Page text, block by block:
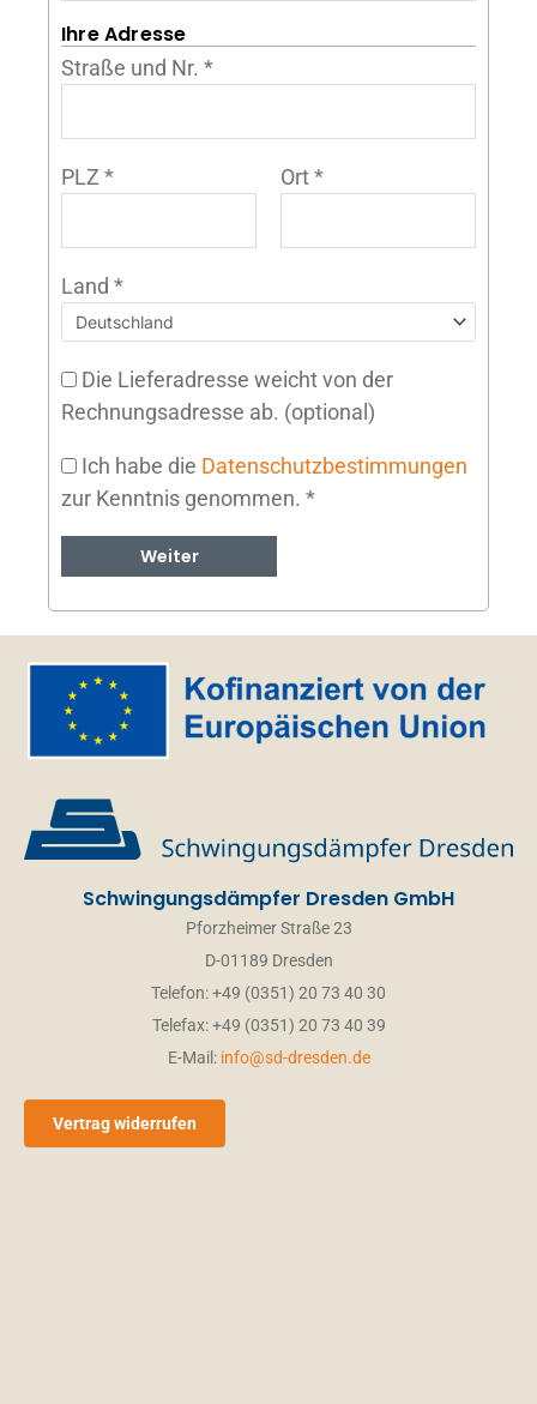
Ihre Adresse
Straße und Nr. *
PLZ * Ort*
Land *
Die Lieferadresse weicht von der
Rechnungsadresse ab. (optional)
Ich habe die Datenschutzbestimmungen
zur Kenntnis genommen. *
Weiter
Schwingungsdämpfer Dresden GmbH
Pforzheimer Straße 23
D-01189 Dresden
Telefon: +49 (0351) 20 73 40 30
Telefax: +49 (0351) 20 73 40 39
E-Mail: info@sd-dresden.de
Vertrag widerrufen